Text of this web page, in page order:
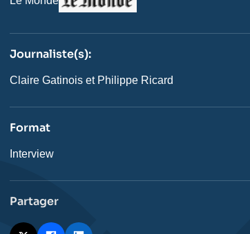
revue
émission
Journaliste(s):
Journaliste
Claire Gatinois et Philippe Ricard
Format
Catégorie
Interview
Partager